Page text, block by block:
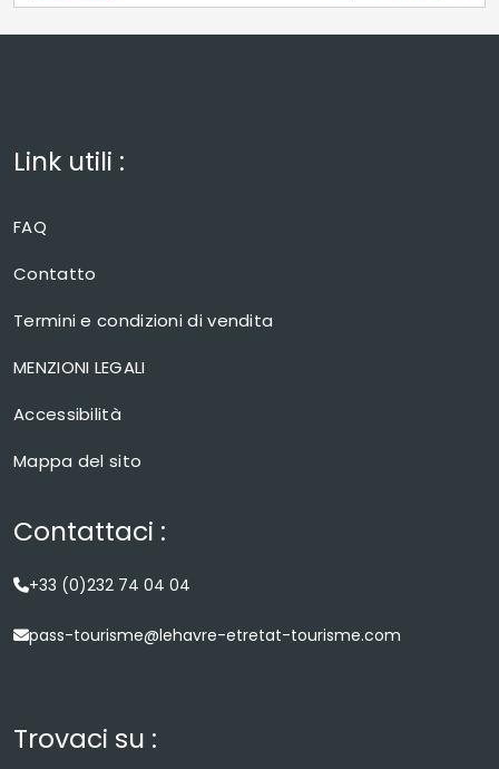
Link utili :
FAQ
Contatto
Termini e condizioni di vendita
MENZIONI LEGALI
Accessibilità
Mappa del sito
Contattaci :
+33 (0)232 74 04 04
pass-tourisme@lehavre-etretat-tourisme.com
Trovaci su :